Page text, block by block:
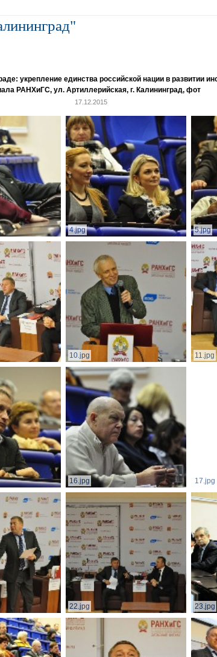
укрепление единства российской нации в развитии
РАНХиГС, ул. Артиллерийская, г. Калининград, фот
17.12.2015
4.jpg 5.jpg
10.jpg 11.jpg
16.jpg 17.jpg
22.jpg 23.jpg